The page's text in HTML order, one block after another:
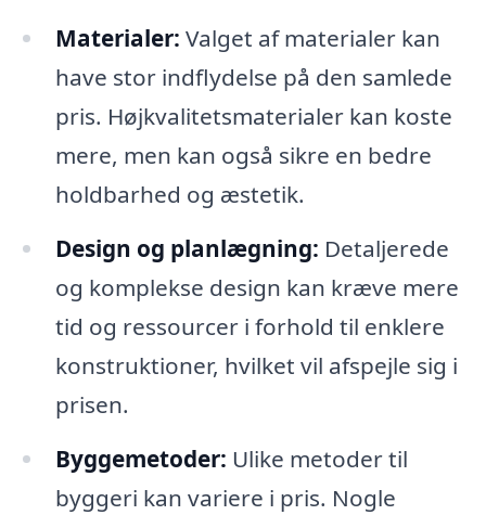
Materialer: Valget af materialer kan
have stor indflydelse på den samlede
pris. Højkvalitetsmaterialer kan koste
mere, men kan også sikre en bedre
holdbarhed og æstetik.
Design og planlægning: Detaljerede
og komplekse design kan kræve mere
tid og ressourcer i forhold til enklere
konstruktioner, hvilket vil afspejle sig i
prisen.
Byggemetoder: Ulike metoder til
byggeri kan variere i pris. Nogle